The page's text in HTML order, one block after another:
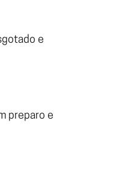
e
preparo e